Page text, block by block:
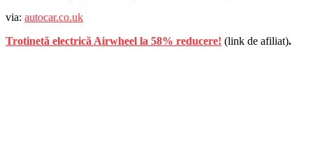
via: autocar.co.uk
Trotinetă electrică Airwheel la 58% reducere! (link de afiliat).